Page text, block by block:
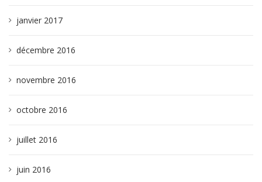
janvier 2017
décembre 2016
novembre 2016
octobre 2016
juillet 2016
juin 2016